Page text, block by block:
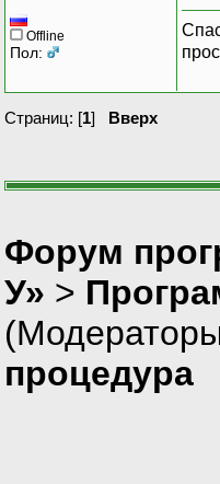
Offline
Пол:
Страниц: [1] Вверх
Форум
У» >
процедура